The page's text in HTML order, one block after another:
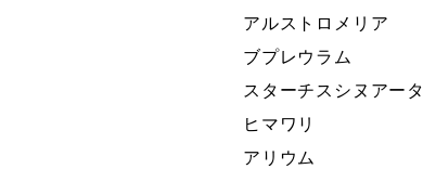
アルストロメリア
ブプレウラム
スターチスシヌアータ
ヒマワリ
アリウム